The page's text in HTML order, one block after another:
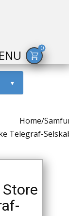
0
▼
Home/
Telegraf-